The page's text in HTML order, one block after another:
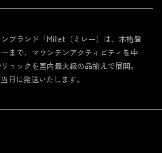
ブランド「Millet（ミレー）は、本格登
まで、マウンテンアクティビティを中
ュックを国内最大級の品揃えで展開。
日に発送いたします。